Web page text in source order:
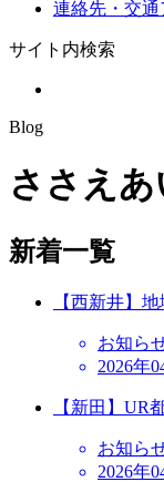
連絡先・交通
サイト内検索
Blog
ささえ
新着一覧
【西新井】
お知ら
2026年
【新田】UR
お知ら
2026年